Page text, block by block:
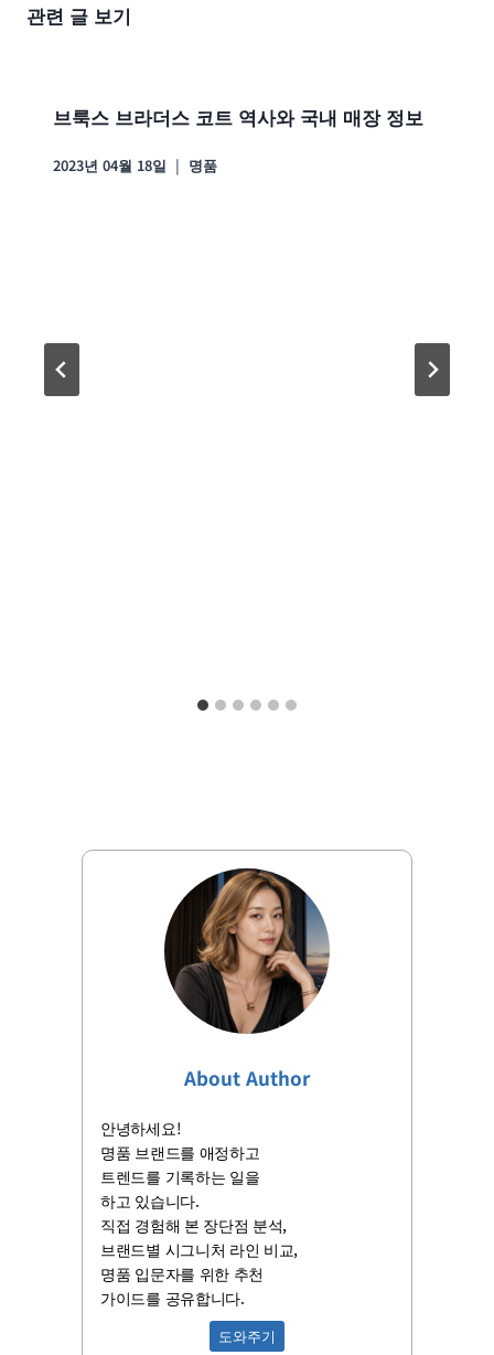
관련 글 보기
브룩스 브라더스 코트 역사와 국내 매장 정보
2023년 04월 18일 명품
About Author
안녕하세요!
명품 브랜드를 애정하고
트렌드를 기록하는 일을
하고 있습니다.
직접 경험해 본 장단점 분석,
브랜드별 시그니처 라인 비교,
명품 입문자를 위한 추천
가이드를 공유합니다.
도와주기